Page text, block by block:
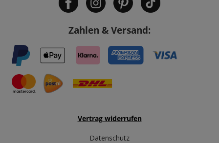
Zahlen & Versand:
Vertrag widerrufen
Datenschutz